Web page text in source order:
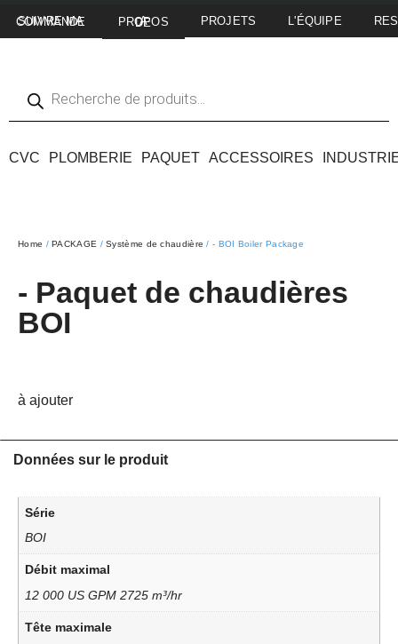
SUIVRE MA COMMANDE A PROPOS DE PROJETS L'ÉQUIPE
CVC PLOMBERIE PAQUET ACCESSOIRES
Home /PACKAGE /Système de chaudière / - BOI Boiler Package
- Paquet de chaudières
BOI
à ajouter
Données sur le produit
Série
BOI
Débit maximal
12 000 US GPM 2725 m³/hr
Tête maximale